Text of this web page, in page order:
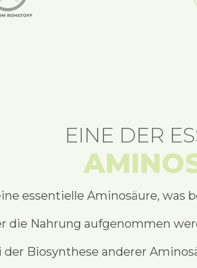
EINE DER
essentielle Aminosäure,
die Nahrung aufgenommen
der Biosynthese anderer